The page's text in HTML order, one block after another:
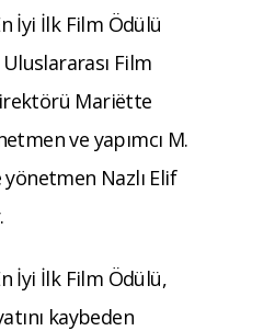
İyi İlk Film Ödülü
Film
Mariëtte
ve yapımcı M.
yönetmen Nazlı Elif
İyi İlk Film Ödülü,
kaybeden